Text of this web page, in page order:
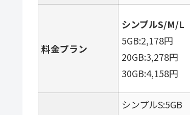
料金プラン
シンプルS/M/L
5GB:2,178円
20GB:3,278円
30GB:4,158円
シンプルS:5GB